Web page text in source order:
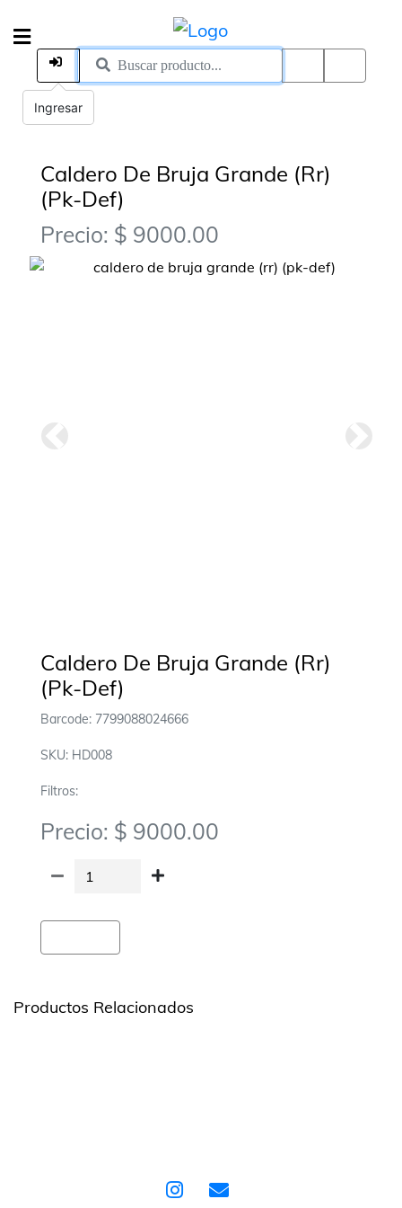
Caldero De Bruja Grande (Rr)
(Pk-Def)
Precio: $ 9000.00
Caldero De Bruja Grande (Rr)
(Pk-Def)
Barcode: 7799088024666
SKU: HD008
Filtros:
Precio: $ 9000.00
Productos Relacionados
Ingresar